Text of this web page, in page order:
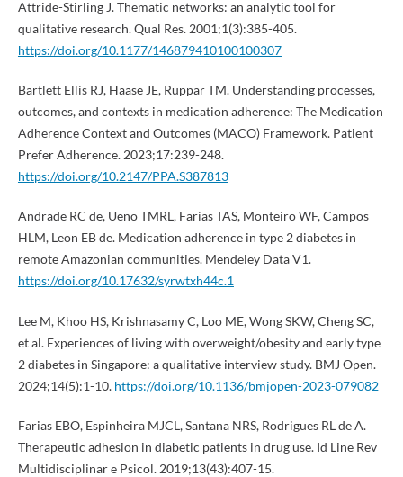
Attride-Stirling J. Thematic networks: an analytic tool for
qualitative research. Qual Res. 2001;1(3):385-405.
https://doi.org/10.1177/146879410100100307
Bartlett Ellis RJ, Haase JE, Ruppar TM. Understanding processes,
outcomes, and contexts in medication adherence: The Medication
Adherence Context and Outcomes (MACO) Framework. Patient
Prefer Adherence. 2023;17:239-248.
https://doi.org/10.2147/PPA.S387813
Andrade RC de, Ueno TMRL, Farias TAS, Monteiro WF, Campos
HLM, Leon EB de. Medication adherence in type 2 diabetes in
remote Amazonian communities. Mendeley Data V1.
https://doi.org/10.17632/syrwtxh44c.1
Lee M, Khoo HS, Krishnasamy C, Loo ME, Wong SKW, Cheng SC,
et al. Experiences of living with overweight/obesity and early type
2 diabetes in Singapore: a qualitative interview study. BMJ Open.
2024;14(5):1-10. https://doi.org/10.1136/bmjopen-2023-079082
Farias EBO, Espinheira MJCL, Santana NRS, Rodrigues RL de A.
Therapeutic adhesion in diabetic patients in drug use. Id Line Rev
Multidisciplinar e Psicol. 2019;13(43):407-15.